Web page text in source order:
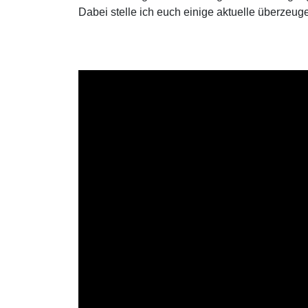
Dabei stelle ich euch einige aktuelle